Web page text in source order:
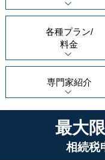
各種プラン/
料金
専門家紹介
最大
相続税